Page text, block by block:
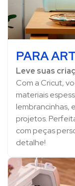
PARA
Leve suas
Com a Cricut,
materiais
lembrancinhas,
projetos.
com peças
detalhe!